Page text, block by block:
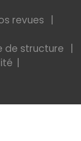
revues
de structure